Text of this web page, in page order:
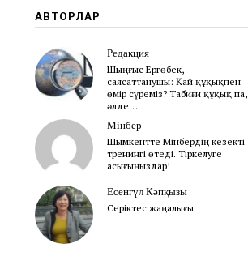
АВТОРЛАР
Редакция
Шыңғыс Ергөбек,
cаясаттанушы: Қай құқықпен
өмір сүреміз? Табиғи құқық па,
әлде…
Мінбер
Шымкентте Мінбердің кезекті
тренингі өтеді. Тіркелуге
асығыңыздар!
Есенгүл Кәпқызы
Серіктес жаңалығы